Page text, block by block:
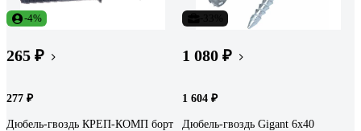
-4%
265 ₽
277 ₽
Дюбель-гвоздь КРЕП-КОМП борт
1 080 ₽
1 604 ₽
Дюбель-гвоздь Gigant 6x40